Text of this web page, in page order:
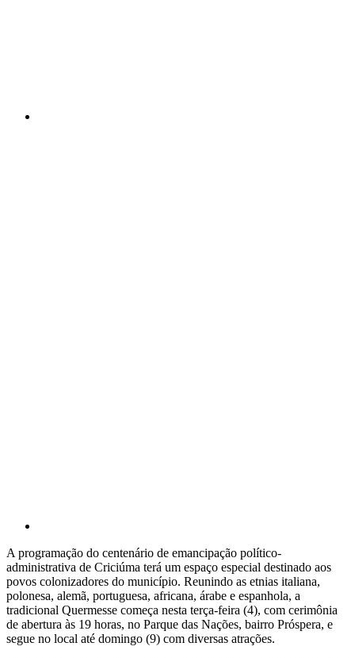
A programação do centenário de emancipação político-
administrativa de Criciúma terá um espaço especial destinado aos
povos colonizadores do município. Reunindo as etnias italiana,
polonesa, alemã, portuguesa, africana, árabe e espanhola, a
tradicional Quermesse começa nesta terça-feira (4), com cerimônia
de abertura às 19 horas, no Parque das Nações, bairro Próspera, e
segue no local até domingo (9) com diversas atrações.